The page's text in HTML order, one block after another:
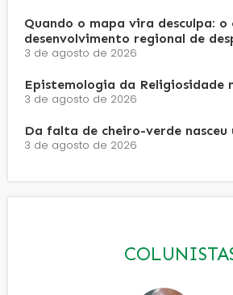
Quando o mapa vira desculpa: o
desenvolvimento regional de
3 de agosto de 2026
Epistemologia da Religiosidade
3 de agosto de 2026
Da falta de cheiro-verde nasceu
3 de agosto de 2026